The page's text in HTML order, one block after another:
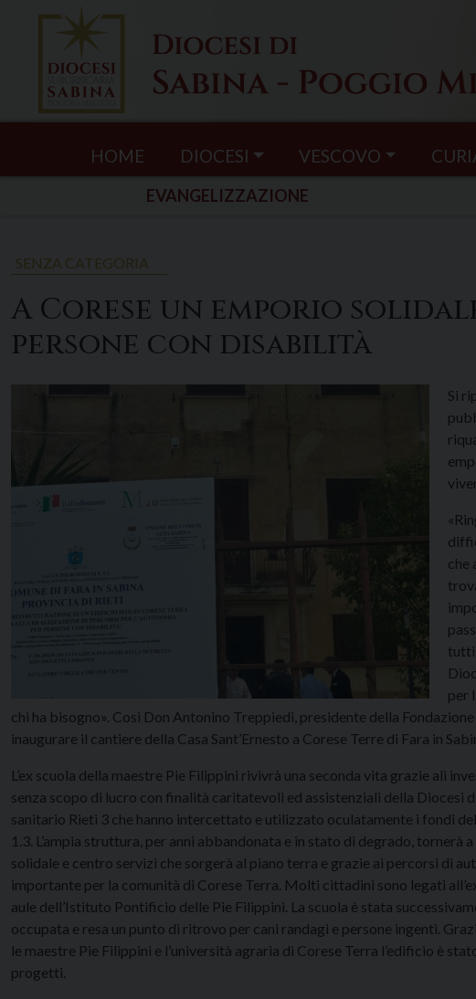
HOME DIOCESI VESCOVO
EVANGELIZZAZIONE
SENZA CATEGORIA
A Corese un emporio
persone con disabilità
Si
che
tutti
per
chi ha bisogno». Così Don Antonino Treppiedi, presidente della
inaugurare il cantiere della Casa Sant’Ernesto a Corese Terre di Fara in
L’ex scuola della maestre Pie Filippini rivivrà una seconda vita grazie ali
senza scopo di lucro con finalità caritatevoli ed assistenziali della
sanitario Rieti 3 che hanno intercettato e utilizzato oculatamente i fondi
1.3. L’ampia struttura, per anni abbandonata e in stato di degrado,
solidale e centro servizi che sorgerà al piano terra e grazie ai percorsi di
importante per la comunità di Corese Terra. Molti cittadini sono legati
aule dell’Istituto Pontificio delle Pie Filippini. La scuola è stata
occupata e resa un punto di ritrovo per cani randagi e persone ingenti.
le maestre Pie Filippini e l’università agraria di Corese Terra l’edificio è
progetti.